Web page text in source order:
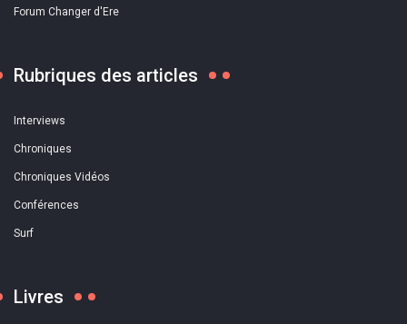
Forum Changer d'Ere
Rubriques des articles
Interviews
Chroniques
Chroniques Vidéos
Conférences
Surf
Livres